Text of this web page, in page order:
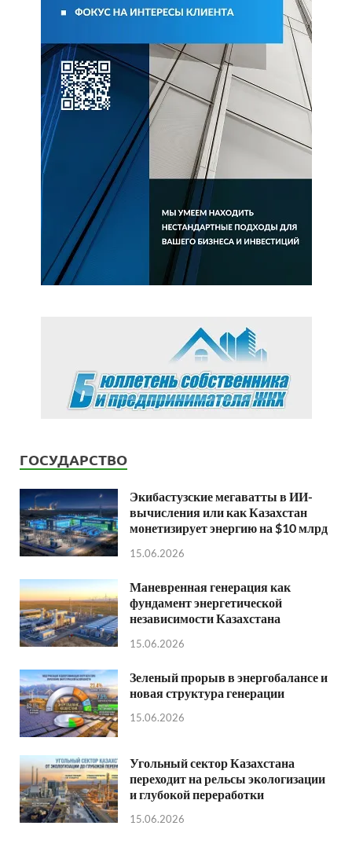
ГОСУДАРСТВО
Экибастузские мегаватты в ИИ-
вычисления или как Казахстан
монетизирует энергию на $10 млрд
15.06.2026
Маневренная генерация как
фундамент энергетической
независимости Казахстана
15.06.2026
Зеленый прорыв в энергобалансе и
новая структура генерации
15.06.2026
Угольный сектор Казахстана
переходит на рельсы экологизации
и глубокой переработки
15.06.2026